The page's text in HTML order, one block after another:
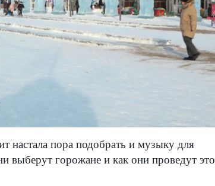
настала пора подобрать и музыку для
выберут горожане и как они проведут